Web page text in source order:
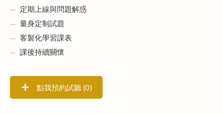
定期上線與問題解惑
量身定制試題
客製化學習課表
課後持續關懷
點我預約試聽 (0)